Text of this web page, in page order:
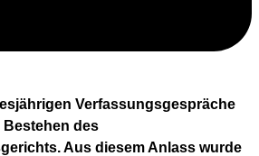
Verfassungsgespräche
des
Aus diesem Anlass wurde